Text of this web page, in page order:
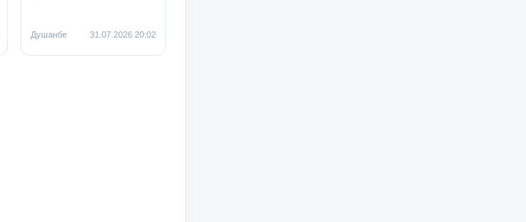
Душанбе 31.07.2026 20:02